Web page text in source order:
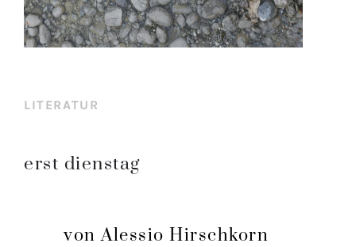
LITERATUR
erst dienstag
von Alessio Hirschkorn